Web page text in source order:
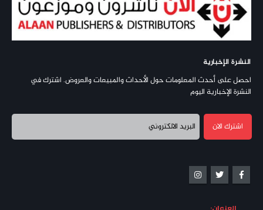
النشرة الإخبارية
احصل على أحدث المعلومات حول الأحداث والمبيعات والعروض. اشترك في
النشرة الإخبارية اليوم